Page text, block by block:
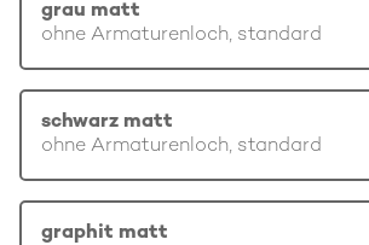
grau matt
ohne Armaturenloch, standard
schwarz matt
ohne Armaturenloch, standard
graphit matt